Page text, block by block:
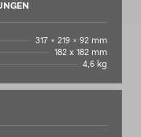
317 × 219 × 92 mm
182 x 182 mm
4,6 kg